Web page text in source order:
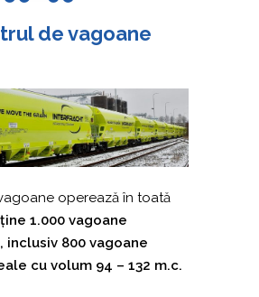
de vagoane
operează în toată
1.000 vagoane
inclusiv 800 vagoane
cu volum 94 – 132 m.c.